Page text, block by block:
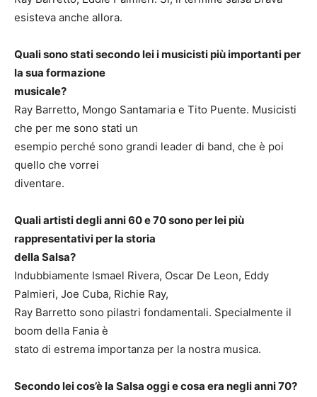
esisteva anche allora.
Quali sono stati secondo lei i musicisti più importanti per
la sua formazione
musicale?
Ray Barretto, Mongo Santamaria e Tito Puente. Musicisti
che per me sono stati un
esempio perché sono grandi leader di band, che è poi
quello che vorrei
diventare.
Quali artisti degli anni 60 e 70 sono per lei più
rappresentativi per la storia
della Salsa?
Indubbiamente Ismael Rivera, Oscar De Leon, Eddy
Palmieri, Joe Cuba, Richie Ray,
Ray Barretto sono pilastri fondamentali. Specialmente il
boom della Fania è
stato di estrema importanza per la nostra musica.
Secondo lei cos’è la Salsa oggi e cosa era negli anni 70?